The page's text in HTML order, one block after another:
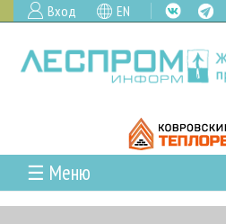
Вход EN
☰ Меню
ГЛАВНАЯ